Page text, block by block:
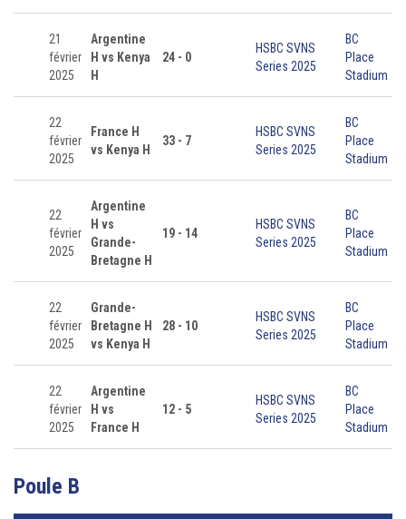
21
février
2025
Argentine
H vs Kenya
H
24 - 0
HSBC SVNS
Series 2025
BC
Place
Stadium
22
février
2025
France H
vs Kenya H
33 - 7
HSBC SVNS
Series 2025
BC
Place
Stadium
22
février
2025
Argentine
H vs
Grande-
Bretagne H
19 - 14
HSBC SVNS
Series 2025
BC
Place
Stadium
22
février
2025
Grande-
Bretagne H
vs Kenya H
28 - 10
HSBC SVNS
Series 2025
BC
Place
Stadium
22
février
2025
Argentine
H vs
France H
12 - 5
HSBC SVNS
Series 2025
BC
Place
Stadium
Poule B